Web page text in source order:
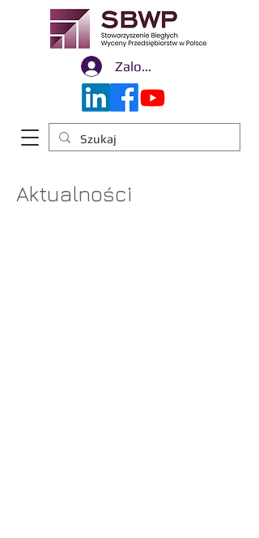
Zaloguj się
Aktualności